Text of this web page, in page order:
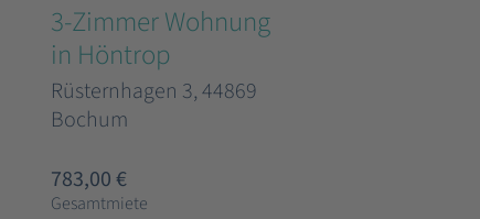
3-Zimmer Wohnung
in Höntrop
Rüsternhagen 3, 44869
Bochum
783,00 €
Gesamtmiete